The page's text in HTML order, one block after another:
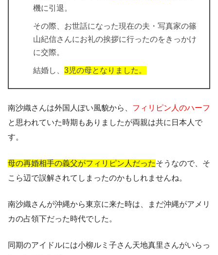
機に引退。
その際、お世話になった現在の夫・ 写真家の篠
山紀信さんにお礼の挨拶に行ったのをきっかけ
に交際。
結婚し、 3児の母となりました。
南沙織さんは外国人ぽい風貌から、 フィリピン人のハーフ
と思われていた時期もありましたが両親は共に日本人で
す。
母の再婚相手の義父がフィリピン人だったそうなので、そ
こら辺で誤解されてしまったのかもしれませんね。
南沙織さんが沖縄から東京に来た時は、まだ沖縄がアメリ
カの占領下だった時代でした。
同期のアイドルには小柳ルミ子さん天地真里さんがいらっ